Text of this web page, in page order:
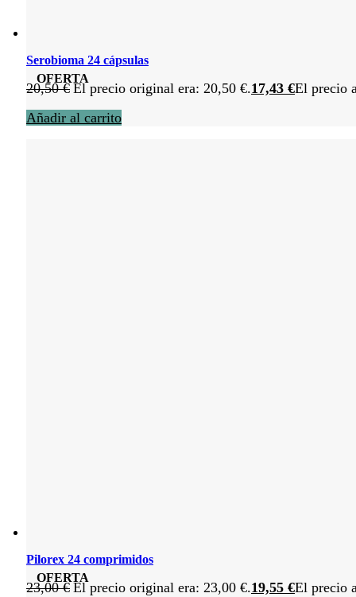
OFERTA
Serobioma 24 cápsulas
20,50€ El precio original era: 20,50 €.17,43 €El precio
Añadir al carrito
OFERTA
Pilorex 24 comprimidos
23,00€ El precio original era: 23,00 €.19,55 €El precio